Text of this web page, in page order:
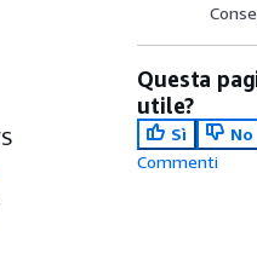
Questa
utile?
Sì
No
Commenti